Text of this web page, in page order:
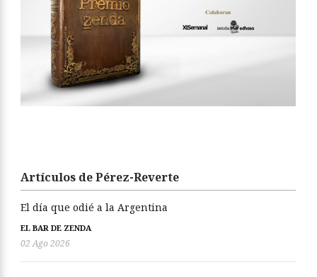
Artículos de Pérez-Reverte
El día que odié a la Argentina
EL BAR DE ZENDA
02 Ago 2026